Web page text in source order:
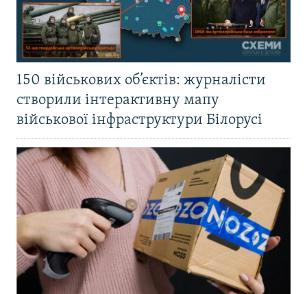
150 військових об’єктів: журналісти
створили інтерактивну мапу
військової інфраструктури Білорусі